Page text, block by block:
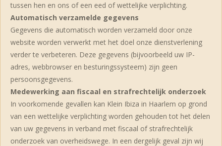
tussen hen en ons of een eed of wettelijke verplichting.
Automatisch verzamelde gegevens
Gegevens die automatisch worden verzameld door onze
website worden verwerkt met het doel onze dienstverlening
verder te verbeteren. Deze gegevens (bijvoorbeeld uw IP-
adres, webbrowser en besturingssysteem) zijn geen
persoonsgegevens.
Medewerking aan fiscaal en strafrechtelijk onderzoek
In voorkomende gevallen kan Klein Ibiza in Haarlem op grond
van een wettelijke verplichting worden gehouden tot het delen
van uw gegevens in verband met fiscaal of strafrechtelijk
onderzoek van overheidswege. In een dergelijk geval zijn wij